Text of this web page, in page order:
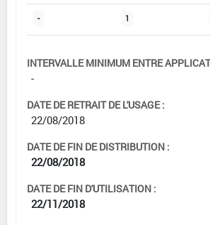
- 1
INTERVALLE MINIMUM ENTRE
-
DATE DE RETRAIT DE L'USAGE :
22/08/2018
DATE DE FIN DE DISTRIBUTION :
22/08/2018
DATE DE FIN D'UTILISATION :
22/11/2018